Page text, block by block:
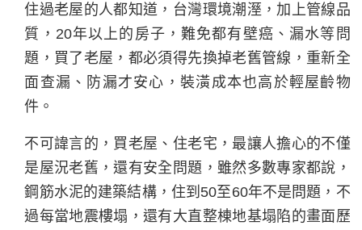
住過老屋的人都知道，台灣環境潮溼，加上管線品
質，20年以上的房子，難免都有壁癌、漏水等問
題，買了老屋，都必須得先換掉老舊管線，重新全
面查漏、防漏才安心，裝潢成本也高於輕屋齡物
件。
不可諱言的，買老屋、住老宅，最讓人擔心的不僅
是屋況老舊，還有安全問題，雖然多數專家都說，
鋼筋水泥的建築結構，住到50至60年不是問題，不
過每當地震樓塌，還有大直整棟地基塌陷的畫面歷